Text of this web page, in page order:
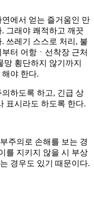
에서 얻는 즐거움인 만
그래야 쾌적하고 깨끗
쓰레기 스스로 처리, 불
터 어항ㆍ선착장 근처
횡단하지 않기까지
야 한다.
하도록 하고, 긴급 상
표시라도 하도록 한다.
주의로 손해를 보는 경
를 지키지 않을 시 부상
경우도 있기 때문이다.